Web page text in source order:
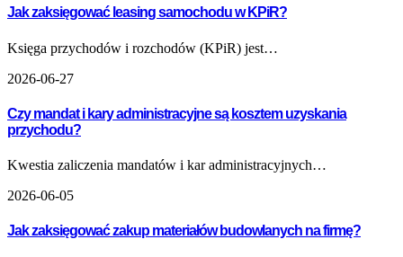
Jak zaksięgować leasing samochodu w KPiR?
Księga przychodów i rozchodów (KPiR) jest…
2026-06-27
Czy mandat i kary administracyjne są kosztem uzyskania
przychodu?
Kwestia zaliczenia mandatów i kar administracyjnych…
2026-06-05
Jak zaksięgować zakup materiałów budowlanych na firmę?